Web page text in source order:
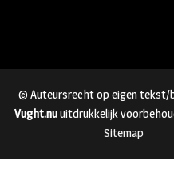
© Auteursrecht op eigen tekst/
Vught.nuuitdrukkelijk
Sitemap